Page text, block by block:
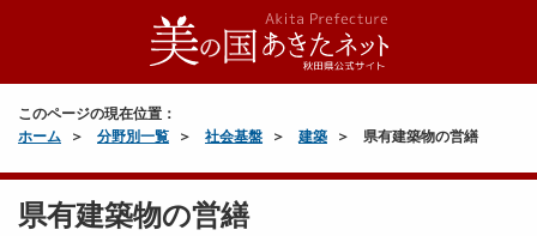
このページの現在位置：
ホーム
分野別一覧 社会基盤 建築 県有建築物の営繕
県有建築物の営繕